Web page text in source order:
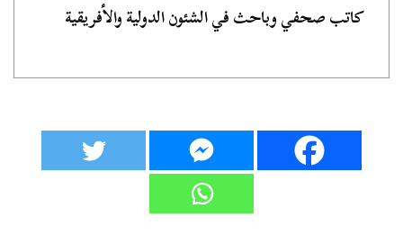
كاتب صحفي وباحث في الشئون الدولية والأفريقية